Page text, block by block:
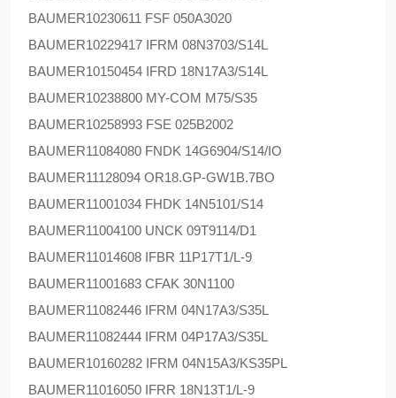
BAUMER10230611 FSF 050A3020
BAUMER10229417 IFRM 08N3703/S14L
BAUMER10150454 IFRD 18N17A3/S14L
BAUMER10238800 MY-COM M75/S35
BAUMER10258993 FSE 025B2002
BAUMER11084080 FNDK 14G6904/S14/IO
BAUMER11128094 OR18.GP-GW1B.7BO
BAUMER11001034 FHDK 14N5101/S14
BAUMER11004100 UNCK 09T9114/D1
BAUMER11014608 IFBR 11P17T1/L-9
BAUMER11001683 CFAK 30N1100
BAUMER11082446 IFRM 04N17A3/S35L
BAUMER11082444 IFRM 04P17A3/S35L
BAUMER10160282 IFRM 04N15A3/KS35PL
BAUMER11016050 IFRR 18N13T1/L-9